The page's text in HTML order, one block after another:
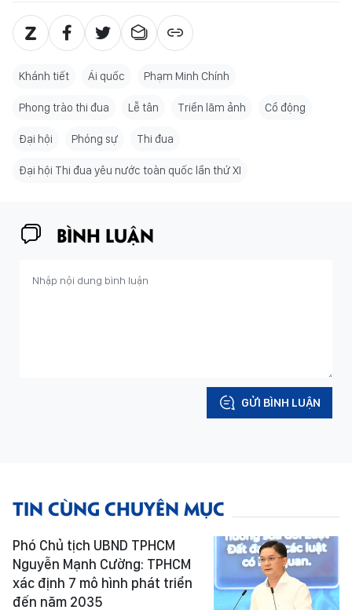
Khánh tiết Ái quốc Phạm Minh Chính
Phong trào thi đua Lễ tân Triển lãm ảnh Cổ động
Đại hội Phóng sự Thi đua
Đại hội Thi đua yêu nước toàn quốc lần thứ XI
BÌNH LUẬN
GỬI BÌNH LUẬN
TIN CÙNG CHUYÊN MỤC
Phó Chủ tịch UBND TPHCM
Nguyễn Mạnh Cường: TPHCM
xác định 7 mô hình phát triển
đến năm 2035